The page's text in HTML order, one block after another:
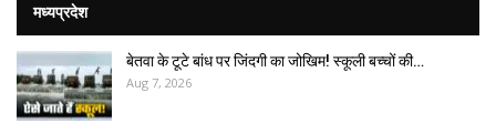
मध्यप्रदेश
बेतवा के टूटे बांध पर जिंदगी का जोखिम! स्कूली बच्चों की…
Aug 7, 2026